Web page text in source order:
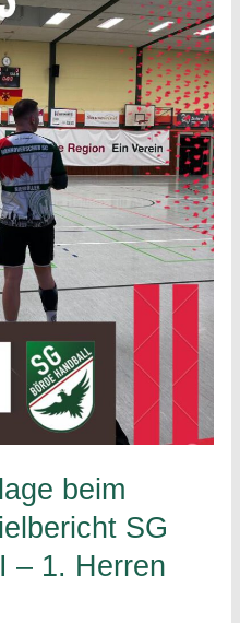
beim
SG
– 1. Herren